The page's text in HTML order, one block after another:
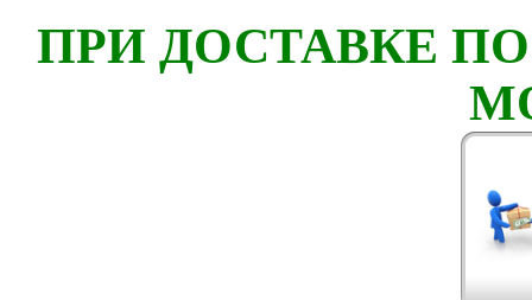
ПРИ ДОСТАВКЕ